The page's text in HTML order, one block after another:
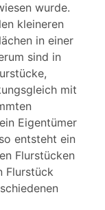
wurde.
kleineren
in einer
sind in
mit
Eigentümer
entsteht ein
Flurstücken
Flurstück